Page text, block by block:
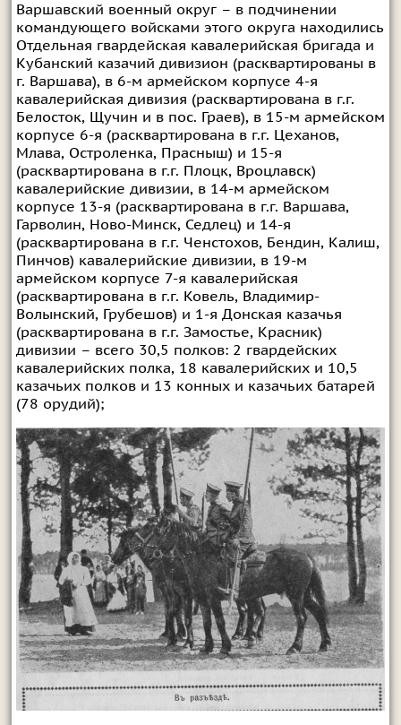
Варшавский военный округ – в подчинении
командующего войсками этого округа находились
Отдельная гвардейская кавалерийская бригада и
Кубанский казачий дивизион (расквартированы в
г. Варшава), в 6-м армейском корпусе 4-я
кавалерийская дивизия (расквартирована в г.г.
Белосток, Щучин и в пос. Граев), в 15-м армейском
корпусе 6-я (расквартирована в г.г. Цеханов,
Млава, Остроленка, Прасныш) и 15-я
(расквартирована в г.г. Плоцк, Вроцлавск)
кавалерийские дивизии, в 14-м армейском
корпусе 13-я (расквартирована в г.г. Варшава,
Гарволин, Ново-Минск, Седлец) и 14-я
(расквартирована в г.г. Ченстохов, Бендин, Калиш,
Пинчов) кавалерийские дивизии, в 19-м
армейском корпусе 7-я кавалерийская
(расквартирована в г.г. Ковель, Владимир-
Волынский, Грубешов) и 1-я Донская казачья
(расквартирована в г.г. Замостье, Красник)
дивизии – всего 30,5 полков: 2 гвардейских
кавалерийских полка, 18 кавалерийских и 10,5
казачьих полков и 13 конных и казачьих батарей
(78 орудий);